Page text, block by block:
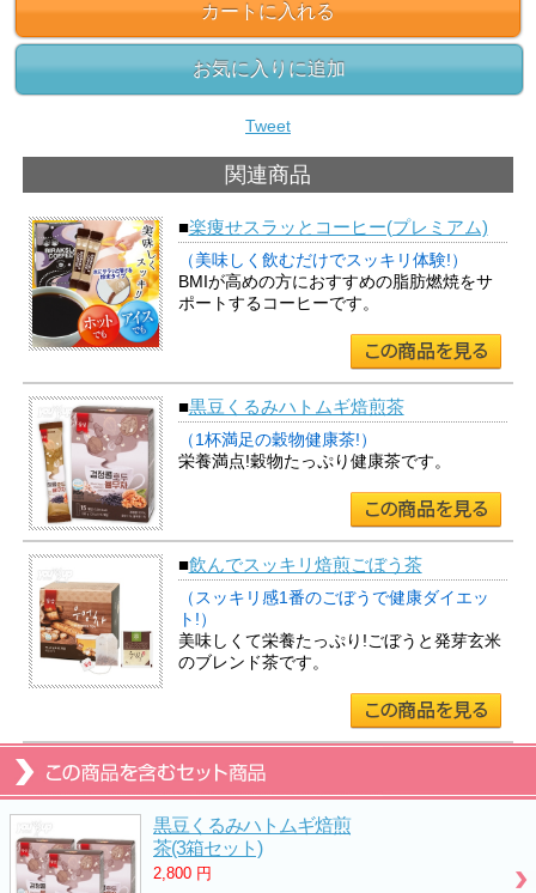
カートに入れる
お気に入りに追加
Tweet
関連商品
■楽痩せスラッとコーヒー(プレミアム)
（美味しく飲むだけでスッキリ体験!）
BMIが高めの方におすすめの脂肪燃焼をサ
ポートするコーヒーです。
■黒豆くるみハトムギ焙煎茶
（1杯満足の穀物健康茶!）
栄養満点!穀物たっぷり健康茶です。
■飲んでスッキリ焙煎ごぼう茶
（スッキリ感1番のごぼうで健康ダイエッ
ト!）
美味しくて栄養たっぷり!ごぼうと発芽玄米
のブレンド茶です。
黒豆くるみハトムギ焙煎
茶(3箱セット)
2,800 円